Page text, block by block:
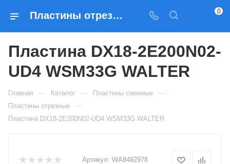
Пластины отрезные Пластина DX18-2E200N02-UD4 WSM33G WALTER — купить по выгодным ценам в Москве 0
Пластина DX18-2E200N02-
UD4 WSM33G WALTER
Главная — Каталог — Пластины сменные —
Пластины отрезные —
Пластина DX18-2E200N02-UD4 WSM33G WALTER
Артикул: WA8492978